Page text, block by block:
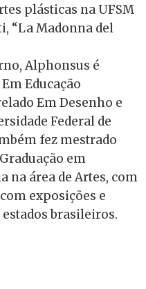
plásticas na UFSM
“La Madonna del
Alphonsus é
Educação
Em Desenho e
Federal de
fez mestrado
em
na área de Artes, com
exposições e
brasileiros.